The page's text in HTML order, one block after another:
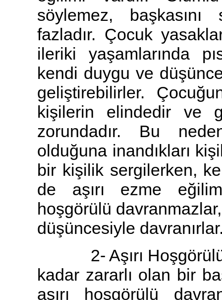
söylemez,
fazladır. Çocuk
ileriki yaşamlarında
kendi duygu ve
geliştirebilirler.
kişilerin elindedir ve
zorundadır. Bu
olduğuna inandıkları
bir kişilik sergilerken,
de aşırı ezme
hoşgörülü
düşüncesiyle
2- Aşırı Hoşgörülü
kadar zararlı olan bir
aşırı hoşgörülü